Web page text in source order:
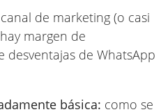
de marketing (o casi
margen de
de WhatsApp
básica: como se